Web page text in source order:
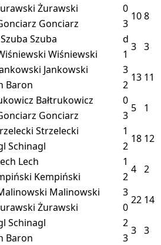
Żurawski 0
108
Gonciarz
3
Szuba d
3 3
Wiśniewski
1
Jankowski 3
13 11
Baron
2
Bałtrukowicz 0
5 1
Gonciarz
3
Strzelecki 1
18 12
Schinagl
2
Lech 1
4 2
Kempiński
2
Malinowski 3
22 14
Żurawski
0
Schinagl 2
3 3
Baron
3